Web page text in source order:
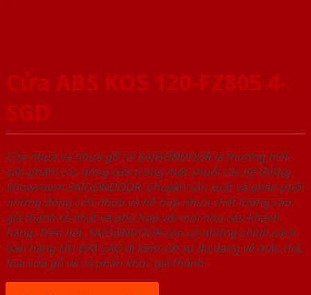
Cửa ABS KOS 120-FZ805 4-
SGD
Cửa nhựa và nhựa gỗ tại SAIGONDOOR là thương hiệu
sản phẩm các dòng cửa trong một chuỗi các hệ thống
Showroom SAIGONDOOR. Chuyên sản xuất và phân phối
những dòng cửa nhựa và hỗ hợp nhựa chất lượng cao,
giá thành rẻ nhất và phù hợp với mọi nhu cầu khách
hàng. Trên hết, SAIGONDOOR còn có những chính sách
bán hàng ƯU ĐÃI CAO đi kèm với sự đa dạng về mẫu mã,
loại cửa gỗ và cả phân khúc giá thành.